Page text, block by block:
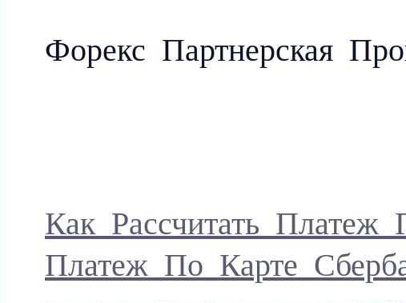
Форекс Партнерская
Как Рассчитать
Платеж По Карте